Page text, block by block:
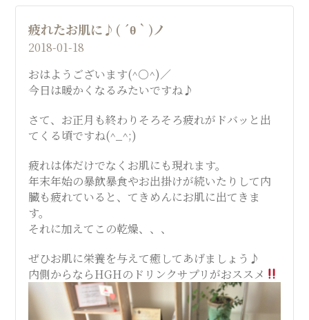
疲れたお肌に♪( ´θ｀)ノ
2018-01-18
おはようございます(^○^)／
今日は暖かくなるみたいですね♪
さて、お正月も終わりそろそろ疲れがドバッと出
てくる頃ですね(^_^;)
疲れは体だけでなくお肌にも現れます。
年末年始の暴飲暴食やお出掛けが続いたりして内
臓も疲れていると、てきめんにお肌に出てきま
す。
それに加えてこの乾燥、、、
ぜひお肌に栄養を与えて癒してあげましょう♪
内側からならHGHのドリンクサプリがおススメ